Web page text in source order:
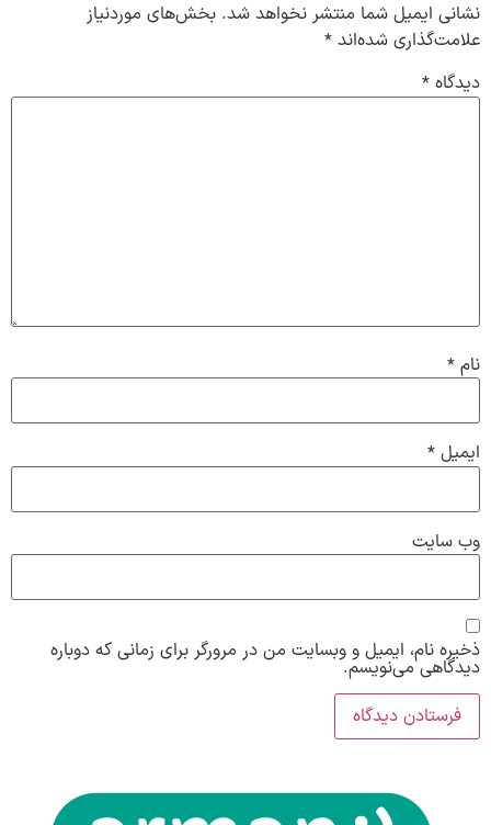
نشانی ایمیل شما منتشر نخواهد شد. بخش‌های موردنیاز
علامت‌گذاری شده‌اند *
دیدگاه *
نام *
ایمیل *
وب‌ سایت
ذخیره نام، ایمیل و وبسایت من در مرورگر برای زمانی که دوباره
دیدگاهی می‌نویسم.